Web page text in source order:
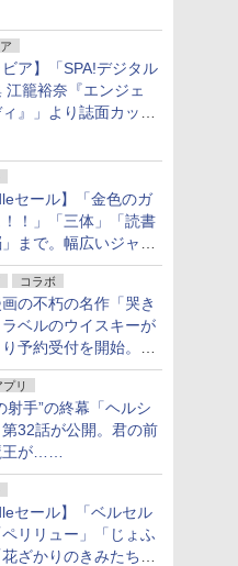
ビア】「SPA!デジタル
江籠裕奈『エンジェ
』」より誌面カット
セール】「金色のガ
！！」「三体」「読書
まで。幅広いジャン
書籍が最大65％オ
本サマーセー
弾が開催中！
コラボ
の不朽の名作「哭き
ベルのウイスキーが
予約受付を開始。8
まで
リ
射手”の終幕「ヘルシ
第32話が公開。君の前
王が……
セール】「ベルセル
リリュー」「じょふ
花ざかりのきみたち